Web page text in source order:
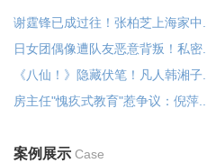
谢霆锋已成过往！张柏芝上海家中...
日女团偶像遭队友恶意背叛！私密...
《八仙！》隐藏伏笔！凡人韩湘子...
房主任"愧疚式教育"惹争议：倪萍...
案例展示 Case